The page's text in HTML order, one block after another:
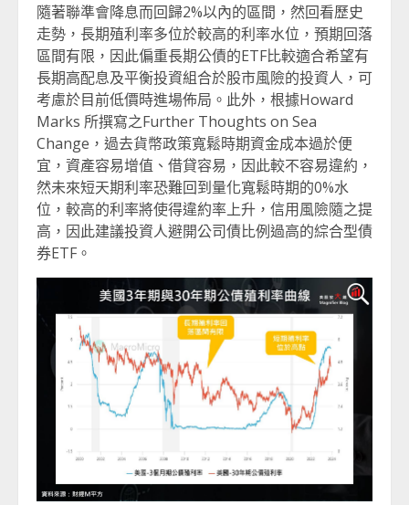
隨著聯準會降息而回歸2%以內的區間，然回看歷史
走勢，長期殖利率多位於較高的利率水位，預期回落
區間有限，因此偏重長期公債的ETF比較適合希望有
長期高配息及平衡投資組合於股市風險的投資人，可
考慮於目前低價時進場佈局。此外，根據Howard
Marks 所撰寫之Further Thoughts on Sea
Change，過去貨幣政策寬鬆時期資金成本過於便
宜，資產容易增值、借貸容易，因此較不容易違約，
然未來短天期利率恐難回到量化寬鬆時期的0%水
位，較高的利率將使得違約率上升，信用風險隨之提
高，因此建議投資人避開公司債比例過高的綜合型債
券ETF。